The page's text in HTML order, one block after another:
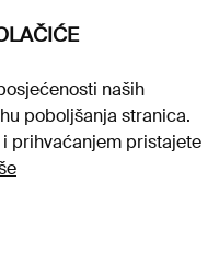
naših
poboljšanja stranica.
prihvaćanjem pristajete